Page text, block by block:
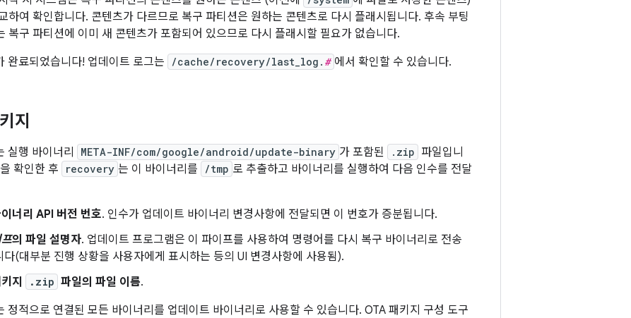
하여 확인합니다. 콘텐츠가 다르므로 복구 파티션은 원하는 콘텐츠로 다시 플래시됩니다. 후속 부팅
복구 파티션에 이미 새 콘텐츠가 포함되어 있으므로 다시 플래시할 필요가 없습니다.
완료되었습니다! 업데이트 로그는
/cache/recovery/last_log. # 에서 확인할 수 있습니다.
지
실행 바이너리 META-INF/com/google/android/update-binary 가 포함된 .zip 파일입니
확인한 후
recovery 는 이 바이너리를 /tmp 로 추출하고 바이너리를 실행하여 다음 인수를 전달
너리 API 버전 번호. 인수가 업데이트 바이너리 변경사항에 전달되면 이 번호가 증분됩니다.
의 파일 설명자. 업데이트 프로그램은 이 파이프를 사용하여 명령어를 다시 복구 바이너리로 전송
다(대부분 진행 상황을 사용자에게 표시하는 등의 UI 변경사항에 사용됨).
지
.zip 파일의 파일 이름.
정적으로 연결된 모든 바이너리를 업데이트 바이너리로 사용할 수 있습니다. OTA 패키지 구성 도구